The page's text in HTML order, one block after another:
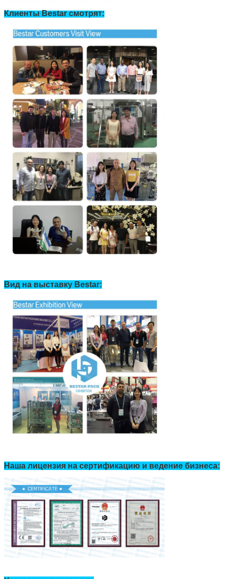
Клиенты Bestar смотрят:
Вид на выставку Bestar:
Наша лицензия на сертификацию и ведение бизнеса: